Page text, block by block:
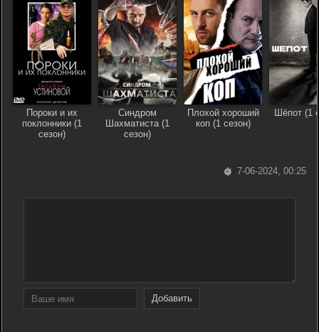
Пороки и их
поклонники (1
сезон)
Синдром
Шахматиста (1
сезон)
Плохой хороший
коп (1 сезон)
Шёпот (1
7-06-2024, 00:25
Добавить